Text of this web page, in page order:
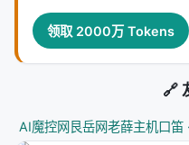
代表内存省了。POET-X
为内存效率。
2. 输入中心化架构的普
matrix-free methods的
领取 2000万 Tokens
🔗
AI魔控网 艮岳网老薛主机口笛